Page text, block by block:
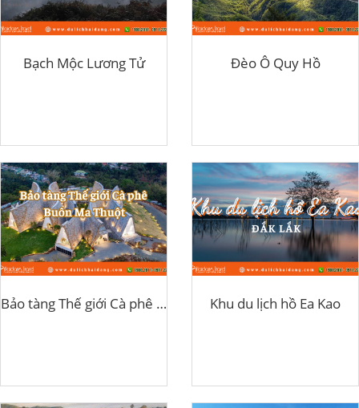
Bạch Mộc Lương Tử Đèo Ô Quy Hồ
Bảo tàng Thế giới Cà phê Buôn Ma Thuột Khu du lịch hồ Ea Kao